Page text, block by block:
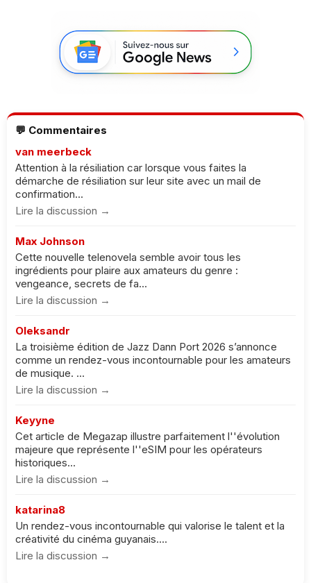
💬 Commentaires
van meerbeck
Attention à la résiliation car lorsque vous faites la
démarche de résiliation sur leur site avec un mail de
confirmation...
Lire la discussion →
Max Johnson
Cette nouvelle telenovela semble avoir tous les
ingrédients pour plaire aux amateurs du genre :
vengeance, secrets de fa...
Lire la discussion →
Oleksandr
La troisième édition de Jazz Dann Port 2026 s’annonce
comme un rendez-vous incontournable pour les amateurs
de musique. ...
Lire la discussion →
Keyyne
Cet article de Megazap illustre parfaitement l''évolution
majeure que représente l''eSIM pour les opérateurs
historiques...
Lire la discussion →
katarina8
Un rendez-vous incontournable qui valorise le talent et la
créativité du cinéma guyanais....
Lire la discussion →